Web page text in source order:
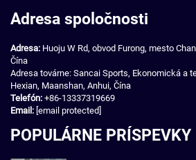
Adresa spoločnosti
Adresa: Huoju W Rd, obvod Furong, mesto
Čína
Adresa továrne: Sancai Sports, Ekonomická a
Hexian, Maanshan, Anhui, Čína
Telefón: +86-13337319669
Email: [email protected]
POPULÁRNE PRÍSPEVKY